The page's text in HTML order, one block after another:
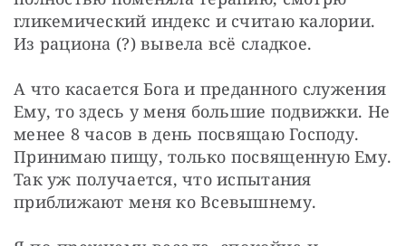
гликемический индекс и считаю калории.
Из рациона (?) вывела всё сладкое.
А что касается Бога и преданного служения
Ему, то здесь у меня большие подвижки. Не
менее 8 часов в день посвящаю Господу.
Принимаю пищу, только посвященную Ему.
Так уж получается, что испытания
приближают меня ко Всевышнему.